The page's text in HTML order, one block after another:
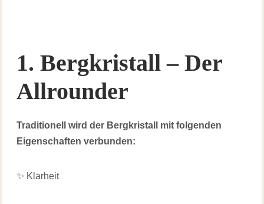
1. Bergkristall – Der
Allrounder
Traditionell wird der Bergkristall mit folgenden
Eigenschaften verbunden:
✨ Klarheit